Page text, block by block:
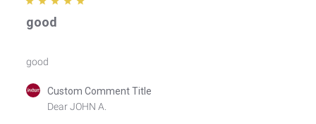
good
good
Comments
Custom Comment Title
Dear JOHN A.